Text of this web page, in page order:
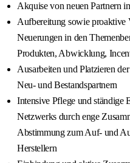
Akquise von neuen Partnern
Aufbereitung sowie proaktive
Neuerungen in den
Produkten, Abwicklung,
Ausarbeiten und Platzieren
Neu- und Bestandspartnern
Intensive Pflege und ständige
Netzwerks durch enge
Abstimmung zum Auf- und
Herstellern